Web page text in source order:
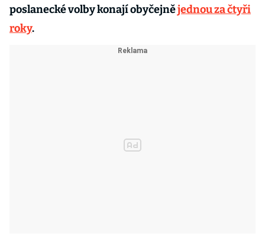
poslanecké volby konají obyčejnějednou za čtyři
roky.